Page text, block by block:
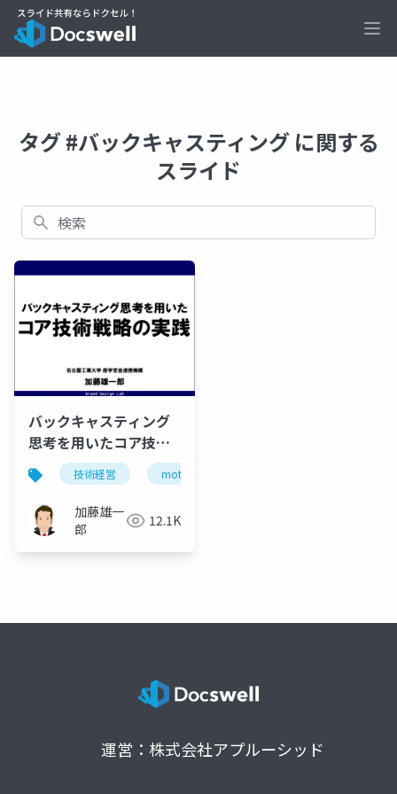
タグ #バックキャスティング に関する
スライド
検索
バックキャスティング
思考を用いたコア技術
戦略の実践
技術経営 mot
加藤雄一
郎
12.1K
運営：株式会社アプルーシッド